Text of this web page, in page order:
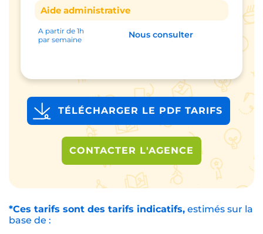
Aide administrative
A partir de 1h
par semaine
Nous consulter
TÉLÉCHARGER LE PDF TARIFS
CONTACTER L'AGENCE
*Ces tarifs sont des tarifs indicatifs, estimés sur la
base de :